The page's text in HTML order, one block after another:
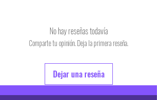
No hay reseñas todavía
Comparte tu opinión. Deja la primera reseña.
Dejar una reseña